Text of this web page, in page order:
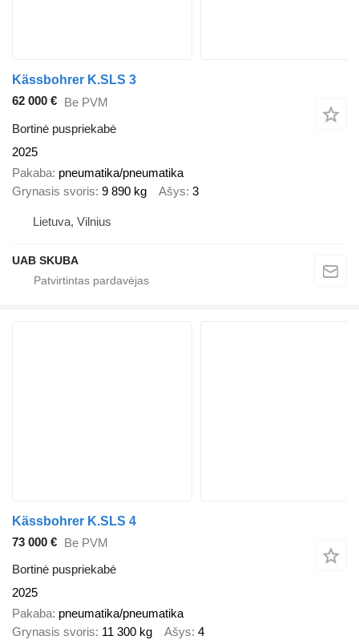
Kässbohrer K.SLS 3
62 000 € Be PVM
Bortinė puspriekabė
2025
Pakaba pneumatika/pneumatika
Grynasis svoris 9 890 kg Ašys 3
Lietuva, Vilnius
UAB SKUBA
Kässbohrer K.SLS 4
73 000 € Be PVM
Bortinė puspriekabė
2025
Pakaba pneumatika/pneumatika
Grynasis svoris 11 300 kg Ašys 4